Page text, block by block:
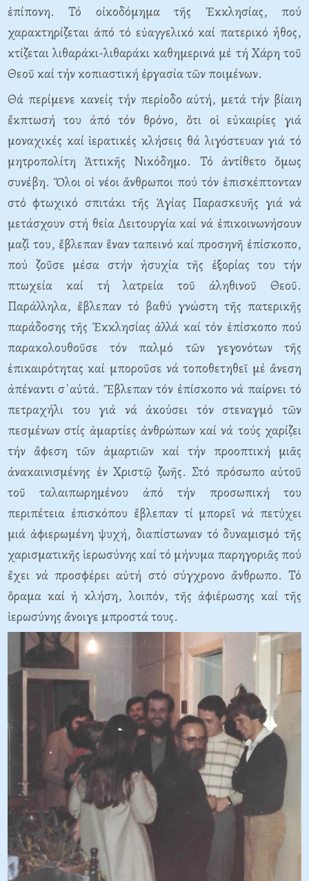
ἐπίπονη. Τό οἰκοδόμημα τῆς Ἐκκλησίας, πού
χαρακτηρίζεται ἀπό τό εὐαγγελικό καί πατερικό ἦθος,
κτίζεται λιθαράκι-λιθαράκι καθημερινά μέ τή Χάρη τοῦ
Θεοῦ καί τήν κοπιαστική ἐργασία τῶν ποιμένων.
Θά περίμενε κανείς τήν περίοδο αὐτή, μετά τήν βίαιη
ἔκπτωσή του ἀπό τόν θρόνο, ὅτι οἱ εὐκαιρίες γιά
μοναχικές καί ἱερατικές κλήσεις θά λιγόστευαν γιά τό
μητροπολίτη Ἀττικῆς Νικόδημο. Τό ἀντίθετο ὅμως
συνέβη. Ὅλοι οἱ νέοι ἄνθρωποι πού τόν ἐπισκέπτονταν
στό φτωχικό σπιτάκι τῆς Ἁγίας Παρασκευῆς γιά νά
μετάσχουν στή θεία Λειτουργία καί νά ἐπικοινωνήσουν
μαζί του, ἔβλεπαν ἕναν ταπεινό καί προσηνῆ ἐπίσκοπο,
πού ζοῦσε μέσα στήν ἡσυχία τῆς ἐξορίας του τήν
πτωχεία καί τή λατρεία τοῦ ἀληθινοῦ Θεοῦ.
Παράλληλα, ἔβλεπαν τό βαθύ γνώστη τῆς πατερικῆς
παράδοσης τῆς Ἐκκλησίας ἀλλά καί τόν ἐπίσκοπο πού
παρακολουθοῦσε τόν παλμό τῶν γεγονότων τῆς
ἐπικαιρότητας καί μποροῦσε νά τοποθετηθεῖ μέ ἄνεση
ἀπέναντι σ᾿αὐτά. Ἔβλεπαν τόν ἐπίσκοπο νά παίρνει τό
πετραχήλι του γιά νά ἀκούσει τόν στεναγμό τῶν
πεσμένων στίς ἁμαρτίες ἀνθρώπων καί νά τούς χαρίζει
τήν ἄφεση τῶν ἁμαρτιῶν καί τήν προοπτική μιᾶς
ἀνακαινισμένης ἐν Χριστῷ ζωῆς. Στό πρόσωπο αὐτοῦ
τοῦ ταλαιπωρημένου ἀπό τήν προσωπική του
περιπέτεια ἐπισκόπου ἔβλεπαν τί μπορεῖ νά πετύχει
μιά ἀφιερωμένη ψυχή, διαπίστωναν τό δυναμισμό τῆς
χαρισματικῆς ἱερωσύνης καί τό μήνυμα παρηγοριᾶς πού
ἔχει νά προσφέρει αὐτή στό σύγχρονο ἄνθρωπο. Τό
ὅραμα καί ἡ κλήση, λοιπόν, τῆς ἀφιέρωσης καί τῆς
ἱερωσύνης ἄνοιγε μπροστά τους.